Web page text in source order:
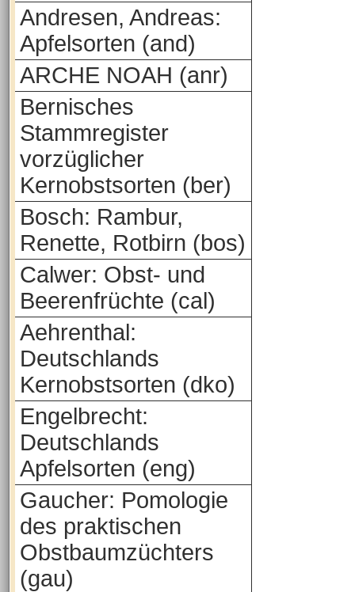
Andresen, Andreas:
Apfelsorten (and)
ARCHE NOAH (anr)
Bernisches
Stammregister
vorzüglicher
Kernobstsorten (ber)
Bosch: Rambur,
Renette, Rotbirn (bos)
Calwer: Obst- und
Beerenfrüchte (cal)
Aehrenthal:
Deutschlands
Kernobstsorten (dko)
Engelbrecht:
Deutschlands
Apfelsorten (eng)
Gaucher: Pomologie
des praktischen
Obstbaumzüchters
(gau)